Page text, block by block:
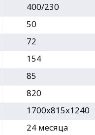
400/230
50
72
154
85
820
1700х815х1240
24 месяца